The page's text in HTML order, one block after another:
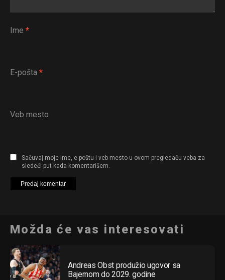
Ime *
E-pošta *
Veb mesto
Sačuvaj moje ime, e-poštu i veb mesto u ovom pregledaču veba za
sledeći put kada komentarišem.
Možda će vas interesovati
Andreas Obst produžio ugovor sa
Bajernom do 2029. godine